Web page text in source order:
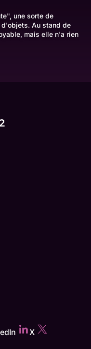
une sorte de
Au stand de
mais elle n'a rien
X